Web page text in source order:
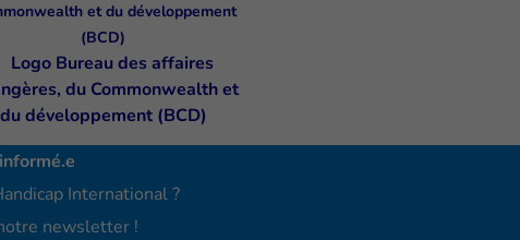
et du développement
(BCD)
International ?
newsletter !